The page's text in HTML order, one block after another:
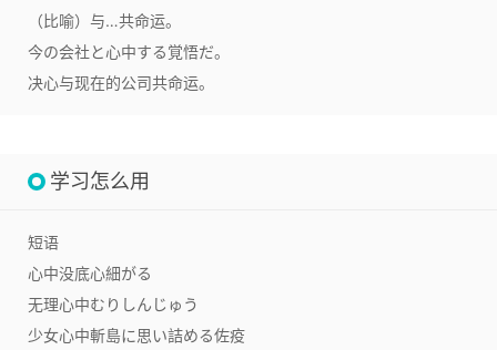
（比喻）与…共命运。
今の会社と心中する覚悟だ。
决心与现在的公司共命运。
学习怎么用
短语
心中没底心細がる
无理心中むりしんじゅう
少女心中斬島に思い詰める佐疫